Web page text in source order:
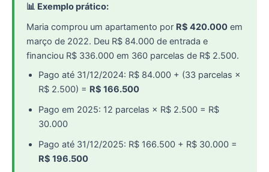
📊 Exemplo prático:
Maria comprou um apartamento por R$ 420.000 em
março de 2022. Deu R$ 84.000 de entrada e
financiou R$ 336.000 em 360 parcelas de R$ 2.500.
Pago até 31/12/2024: R$ 84.000 + (33 parcelas ×
R$ 2.500) = R$ 166.500
Pago em 2025: 12 parcelas × R$ 2.500 = R$
30.000
Pago até 31/12/2025: R$ 166.500 + R$ 30.000 =
R$ 196.500